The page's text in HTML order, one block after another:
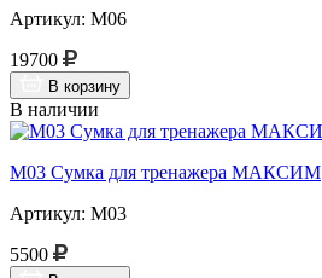
Артикул: М06
19700
В корзину
В наличии
М03 Сумка для тренажера МАКСИМ
Артикул: М03
5500